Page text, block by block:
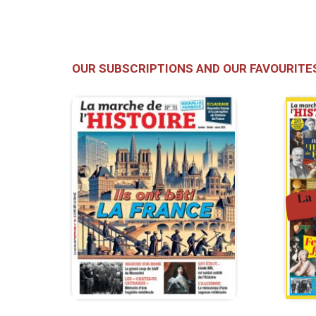
OUR SUBSCRIPTIONS AND OUR